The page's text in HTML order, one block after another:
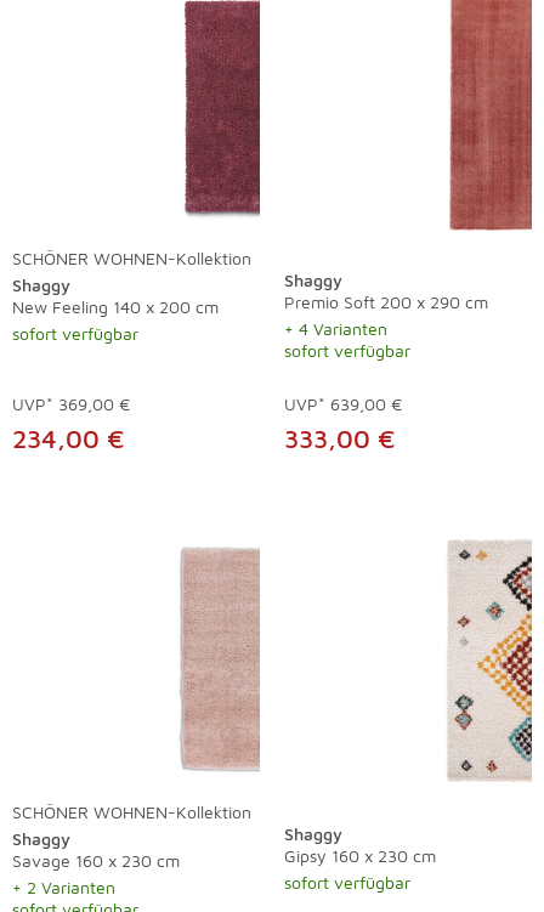
SCHÖNER WOHNEN-Kollektion
Shaggy
New Feeling 140 x 200 cm
sofort verfügbar
UVP* 369,00 €
234,00 €
Shaggy
Premio Soft 200 x 290 cm
+ 4 Varianten
sofort verfügbar
UVP* 639,00 €
333,00 €
SCHÖNER WOHNEN-Kollektion
Shaggy
Savage 160 x 230 cm
+ 2 Varianten
Shaggy
Gipsy 160 x 230 cm
sofort verfügbar